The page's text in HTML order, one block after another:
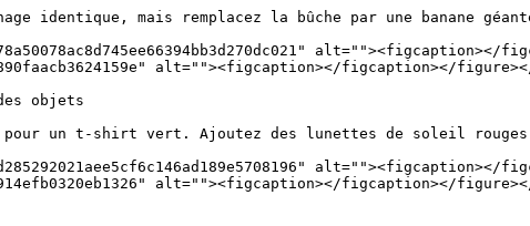
identique, mais remplacez la bûche par une banane
alt=""><figcaption></
alt=""><figcaption></figcaption></
objets
pour un t-shirt vert. Ajoutez des lunettes de soleil
alt=""><figcaption></
alt=""><figcaption></figcaption></